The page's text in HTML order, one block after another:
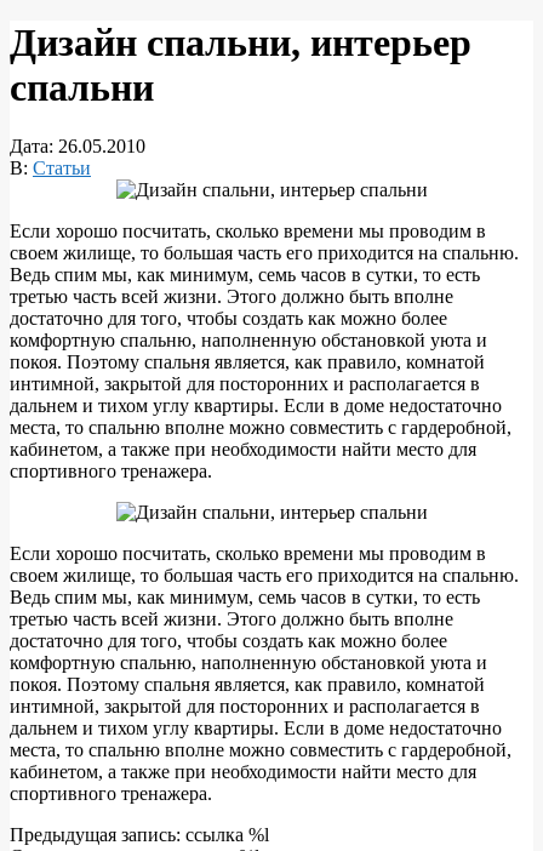
Дизайн спальни, интерьер
спальни
Дата: 26.05.2010
В: Статьи
Если хорошо посчитать, сколько времени мы проводим в
своем жилище, то большая часть его приходится на спальню.
Ведь спим мы, как минимум, семь часов в сутки, то есть
третью часть всей жизни. Этого должно быть вполне
достаточно для того, чтобы создать как можно более
комфортную спальню, наполненную обстановкой уюта и
покоя. Поэтому спальня является, как правило, комнатой
интимной, закрытой для посторонних и располагается в
дальнем и тихом углу квартиры. Если в доме недостаточно
места, то спальню вполне можно совместить с гардеробной,
кабинетом, а также при необходимости найти место для
спортивного тренажера.
Если хорошо посчитать, сколько времени мы проводим в
своем жилище, то большая часть его приходится на спальню.
Ведь спим мы, как минимум, семь часов в сутки, то есть
третью часть всей жизни. Этого должно быть вполне
достаточно для того, чтобы создать как можно более
комфортную спальню, наполненную обстановкой уюта и
покоя. Поэтому спальня является, как правило, комнатой
интимной, закрытой для посторонних и располагается в
дальнем и тихом углу квартиры. Если в доме недостаточно
места, то спальню вполне можно совместить с гардеробной,
кабинетом, а также при необходимости найти место для
спортивного тренажера.
2010-
Предыдущая запись: ссылка %l